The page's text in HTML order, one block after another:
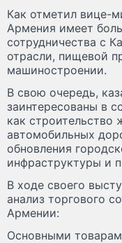
Как отметил вице-
Армения имеет
сотрудничества с
отрасли, пищевой
машиностроении.
В свою очередь,
заинтересованы в
как
автомобильных
обновления
инфраструктуры и
В ходе своего
анализ торгового
Армении:
Основными